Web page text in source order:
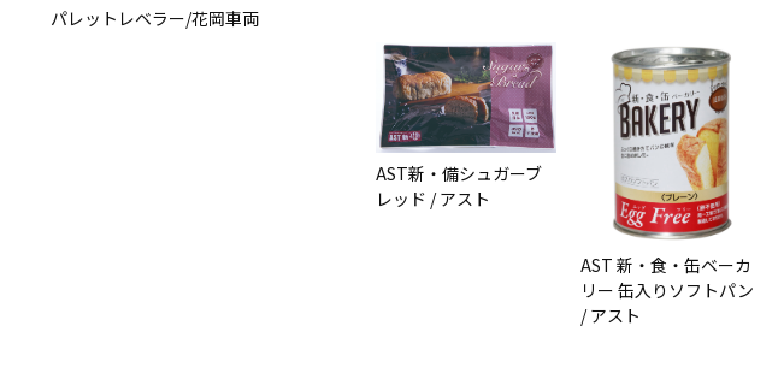
AST新・備シュガーブ
レッド / アスト
AST 新・食・缶ベーカ
リー 缶入りソフトパン
/ アスト
パレットレベラー/花岡車両